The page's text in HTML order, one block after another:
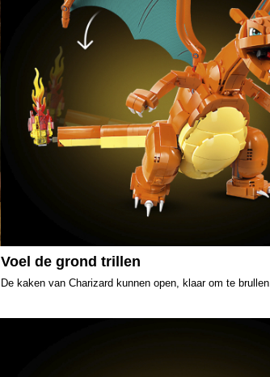
Voel de grond trillen
De kaken van Charizard kunnen open, klaar om te brullen.